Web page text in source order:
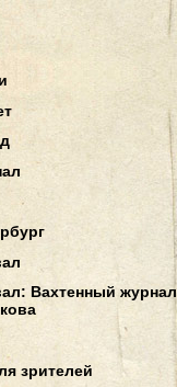
Вахтенный журнал
зрителей